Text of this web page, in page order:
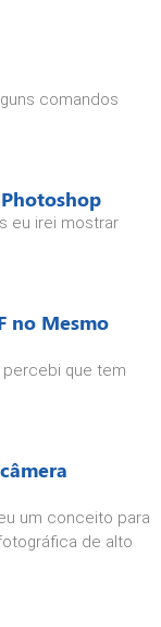
comandos
eu irei mostrar
no Mesmo
percebi que tem
um conceito para
de alto